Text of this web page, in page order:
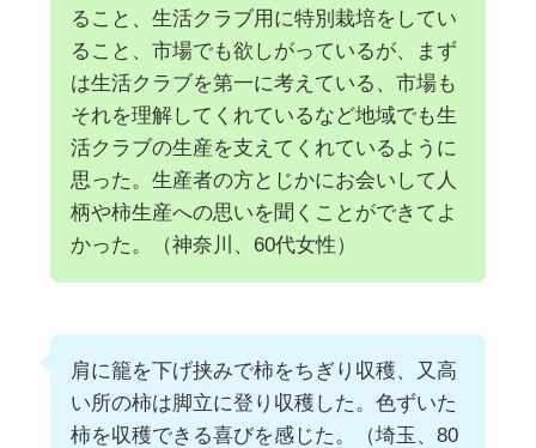
ること、生活クラブ用に特別栽培をしてい
ること、市場でも欲しがっているが、まず
は生活クラブを第一に考えている、市場も
それを理解してくれているなど地域でも生
活クラブの生産を支えてくれているように
思った。生産者の方とじかにお会いして人
柄や柿生産への思いを聞くことができてよ
かった。（神奈川、60代女性）
肩に籠を下げ挟みで柿をちぎり収穫、又高
い所の柿は脚立に登り収穫した。色ずいた
柿を収穫できる喜びを感じた。（埼玉、80